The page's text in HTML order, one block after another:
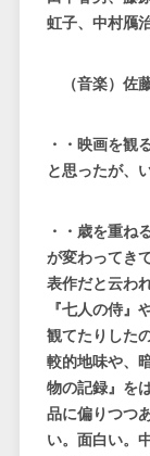
虹子、中村鴈
（音楽）佐
・・映画を観
と思ったが、
・・歳を重ね
が変わってき
表作だと云わ
『七人の侍』
観てたりした
較的地味や、
物の記録』を
品に偏りつつ
い。面白い。